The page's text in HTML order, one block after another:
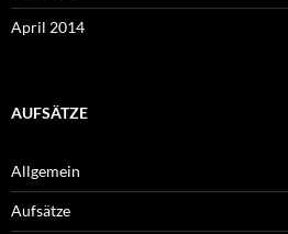
April 2014
AUFSÄTZE
Allgemein
Aufsätze